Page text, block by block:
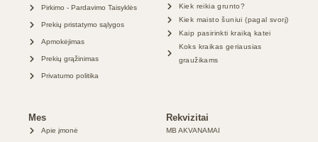
Pirkimo - Pardavimo Taisyklės
Prekių pristatymo sąlygos
Apmokėjimas
Prekių grąžinimas
Privatumo politika
Kiek reikia grunto?
Kiek maisto šuniui (pagal svorį)
Kaip pasirinkti kraiką katei
Koks kraikas geriausias
graužikams
Mes
Apie įmonė
Rekvizitai
MB AKVANAMAI